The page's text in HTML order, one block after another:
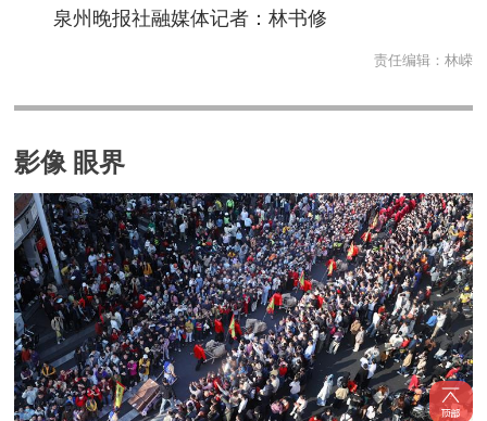
泉州晚报社融媒体记者：林书修
责任编辑： 林嵘
影像 眼界